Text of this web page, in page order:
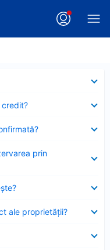
prin
ale proprietății?